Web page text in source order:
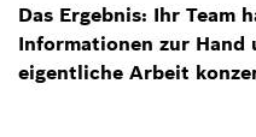
Das Ergebnis: Ihr Team
Informationen zur Hand
eigentliche Arbeit